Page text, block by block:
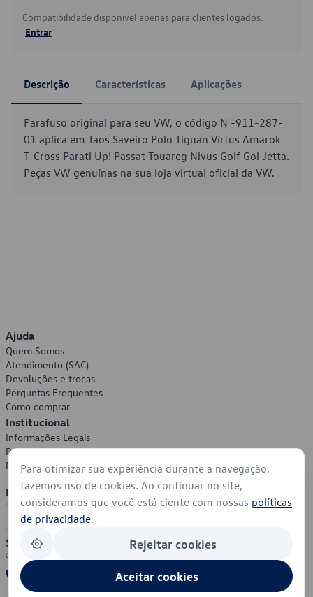
Compatibilidade disponível apenas para clientes logados.
Entrar
Descrição Características Aplicações
Parafuso original para seu VW, o código N -911-287-
01 aplica em Taos Saveiro Polo Tiguan Virtus Amarok
T-Cross Parati Up! Passat Touareg Nivus Golf Gol Jetta.
Peças VW genuínas na sua loja virtual oficial da VW.
Ajuda
Quem Somos
Atendimento (SAC)
Devoluções e trocas
Perguntas Frequentes
Como comprar
Institucional
Informações Legais
Política de Privacidade
Política de Cookies
Formas de Pagamento
Segurança
Para otimizar sua experiência durante a navegação,
fazemos uso de cookies. Ao continuar no site,
consideramos que você está ciente com nossas políticas
de privacidade.
Rejeitar cookies
Aceitar cookies